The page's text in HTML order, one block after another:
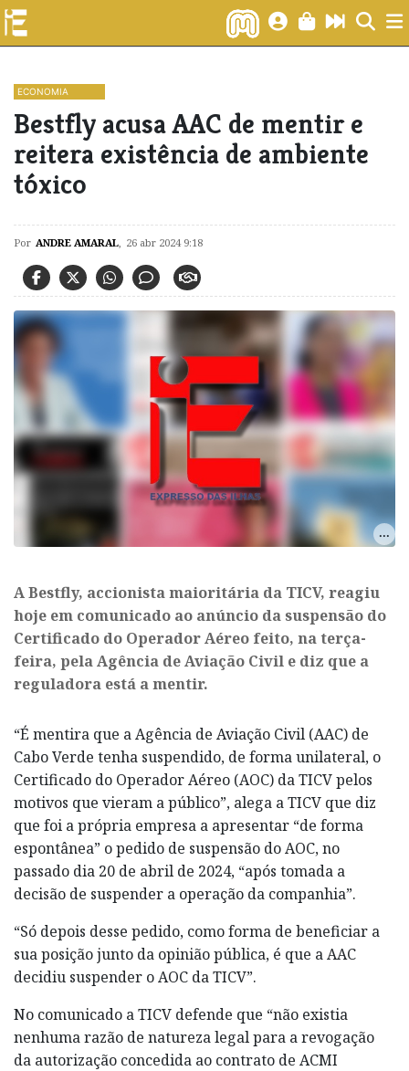
ECONOMIA
Bestfly acusa AAC de mentir e
reitera existência de ambiente
tóxico
Por ANDRE AMARAL, 26 abr 2024 9:18
A Bestfly, accionista maioritária da TICV, reagiu
hoje em comunicado ao anúncio da suspensão do
Certificado do Operador Aéreo feito, na terça-
feira, pela Agência de Aviação Civil e diz que a
reguladora está a mentir.
“É mentira que a Agência de Aviação Civil (AAC) de
Cabo Verde tenha suspendido, de forma unilateral, o
Certificado do Operador Aéreo (AOC) da TICV pelos
motivos que vieram a público”, alega a TICV que diz
que foi a própria empresa a apresentar “de forma
espontânea” o pedido de suspensão do AOC, no
passado dia 20 de abril de 2024, “após tomada a
decisão de suspender a operação da companhia”.
“Só depois desse pedido, como forma de beneficiar a
sua posição junto da opinião pública, é que a AAC
decidiu suspender o AOC da TICV”.
No comunicado a TICV defende que “não existia
nenhuma razão de natureza legal para a revogação
da autorização concedida ao contrato de ACMI